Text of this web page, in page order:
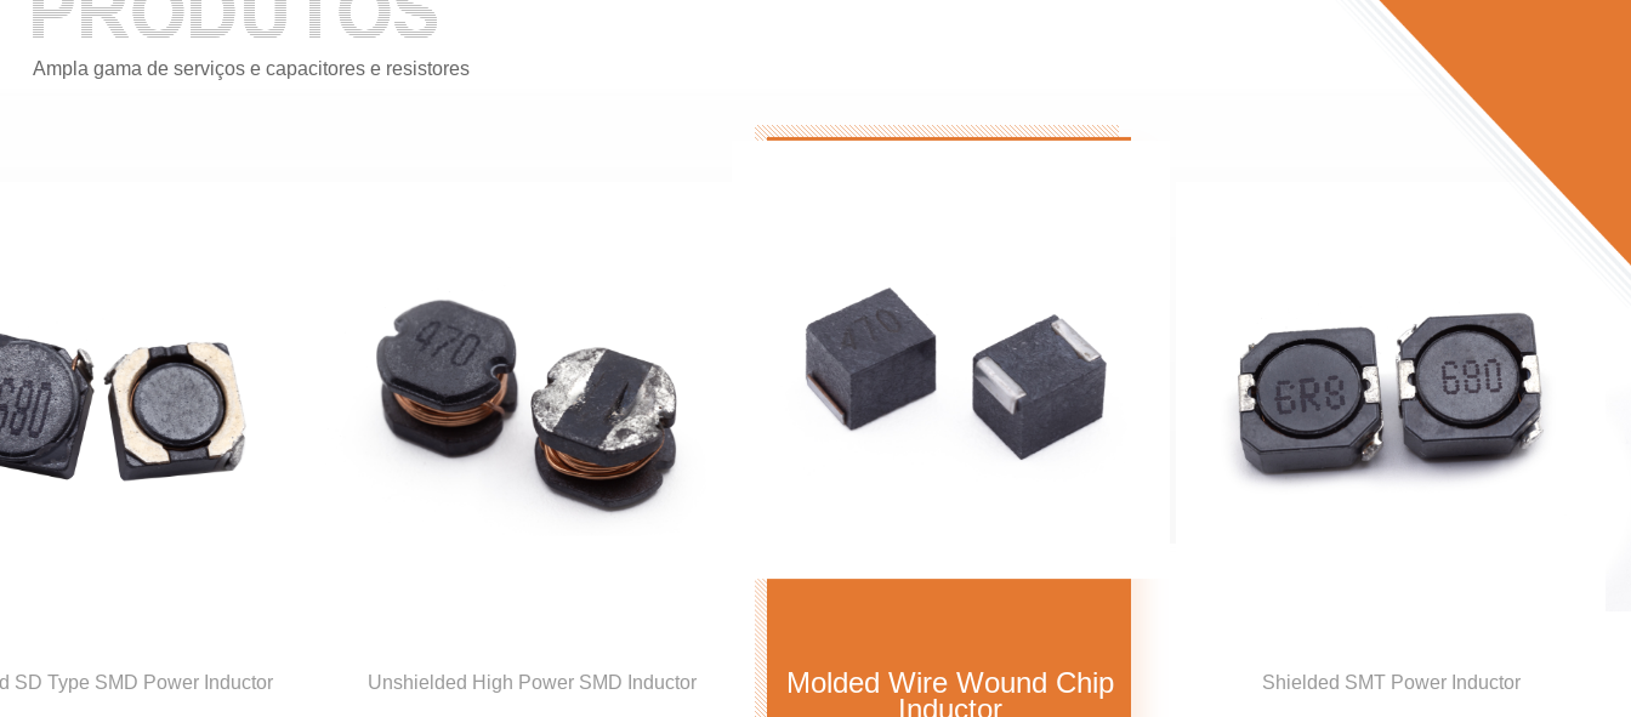
Ampla gama de serviços e capacitores e resistores
SD Type SMD Power Inductor Unshielded High Power SMD Inductor
Molded Wire Wound Chip
Inductor
Shielded SMT Power Inductor